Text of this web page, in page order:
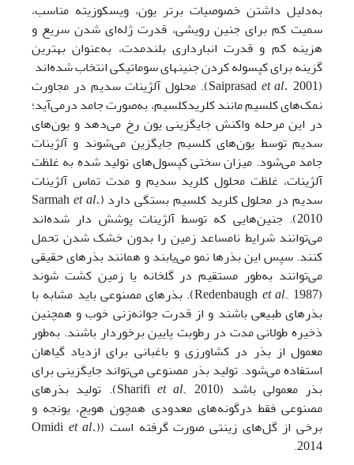
به‌دلیل داشتن خصوصیات برتر یون، ویسکوزیته مناسب،
سمیت کم برای جنین رویشی، قدرت ژله‌ای شدن سریع و
هزینه کم و قدرت انبارداری بلندمدت، به‌عنوان بهترین
گزینه برای کپسوله کردن جنین­های سوماتیکی انتخاب شده‌اند
(Saiprasad
et al.
, 2001). محلول آلژینات سدیم در مجاورت
نمک‌های کلسیم مانند کلریدکلسیم، به‌‌صورت جامد درمی‌آید؛
در این مرحله واکنش جایگزینی یون رخ می‌دهد و یون‌های
سدیم توسط یون‌های کلسیم جایگزین می‌شوند و آلژینات
جامد می‌شود. میزان سختی کپسول‌های تولید شده به غلظت
آلژینات، غلظت محلول کلرید سدیم و مدت تماس آلژینات
سدیم در محلول کلرید کلسیم بستگی دارد (Sarmahet al.,
2010). جنین‌هایی که توسط آلژینات پوشش­ دار شده‌اند
می‌توانند شرایط نامساعد زمین را بدون خشک شدن تحمل
کنند. سپس این بذرها نمو می‌یابند و همانند بذرهای حقیقی
می‌توانند به‌طور مستقیم در گلخانه یا زمین کشت شوند
(Redenbaugh
et al
., 1987). بذرهای مصنوعی باید مشابه با
بذرهای طبیعی باشند و از قدرت جوانه‌زنی خوب و همچنین
ذخیره طولانی مدت در رطوبت پایین برخوردار باشند. به‌طور
معمول از بذر در کشاورزی و باغبانی برای ازدیاد گیاهان
استفاده می‌شود. تولید بذر مصنوعی می‌تواند جایگزینی برای
بذر معمولی باشد (Sharifi
et al
., 2010). تولید بذر‌های
مصنوعی فقط درگونه‌های معدودی همچون هویج، یونجه و
برخی از گل‌های زینتی صورت گرفته است ((Omidiet al.,
2014.